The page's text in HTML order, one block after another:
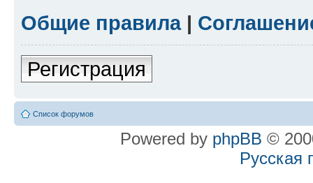
Общие правила|
Регистрация
Список форумов
Powered by phpBB ©
Русская